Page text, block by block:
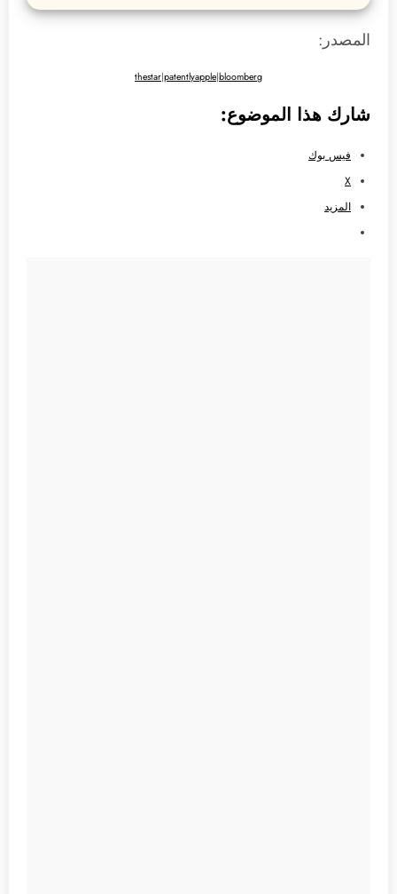
المصدر:
thestar|patentlyapple|bloomberg
شارك هذا الموضوع:
فيس بوك
X
المزيد